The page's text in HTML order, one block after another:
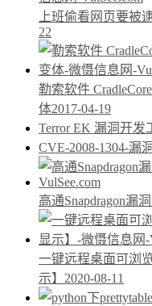
上班偷看网页要被
22
勒索软件
体2017-04-19
Terror EK 漏洞开
CVE-2008-1304-漏
高通Snapdragon漏
一键远程桌面可浏
示】 2020-08-11